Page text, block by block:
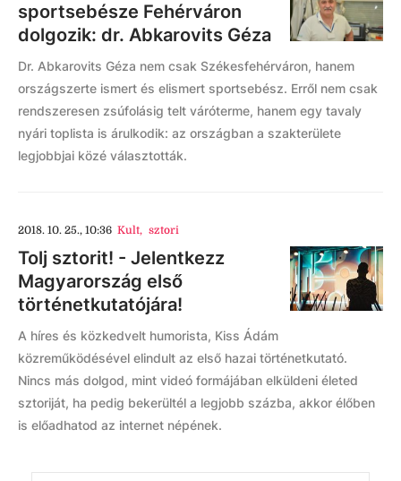
sportsebésze Fehérváron
dolgozik: dr. Abkarovits Géza
Dr. Abkarovits Géza nem csak Székesfehérváron, hanem
országszerte ismert és elismert sportsebész. Erről nem csak
rendszeresen zsúfolásig telt váróterme, hanem egy tavaly
nyári toplista is árulkodik: az országban a szakterülete
legjobbjai közé választották.
2018. 10. 25., 10:36 Kult, sztori
Tolj sztorit! - Jelentkezz
Magyarország első
történetkutatójára!
A híres és közkedvelt humorista, Kiss Ádám
közreműködésével elindult az első hazai történetkutató.
Nincs más dolgod, mint videó formájában elküldeni életed
sztoriját, ha pedig bekerültél a legjobb százba, akkor élőben
is előadhatod az internet népének.